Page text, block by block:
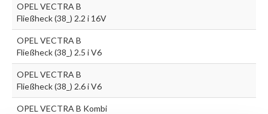
OPEL VECTRA B
Fließheck (38_) 2.2 i 16V
OPEL VECTRA B
Fließheck (38_) 2.5 i V6
OPEL VECTRA B
Fließheck (38_) 2.6 i V6
OPEL VECTRA B Kombi